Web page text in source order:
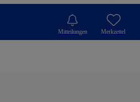
Mitteilungen Merkzettel